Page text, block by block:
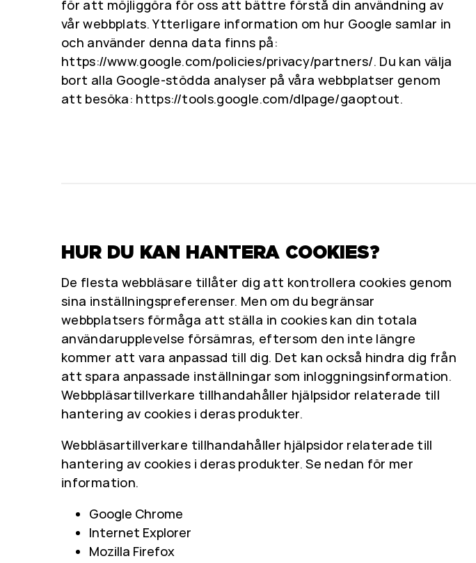
för att möjliggöra för oss att bättre förstå din användning av
vår webbplats. Ytterligare information om hur Google samlar in
och använder denna data finns på:
https://www.google.com/policies/privacy/partners/. Du kan välja
bort alla Google-stödda analyser på våra webbplatser genom
att besöka: https://tools.google.com/dlpage/gaoptout.
HUR DU KAN HANTERA COOKIES?
De flesta webbläsare tillåter dig att kontrollera cookies genom
sina inställningspreferenser. Men om du begränsar
webbplatsers förmåga att ställa in cookies kan din totala
användarupplevelse försämras, eftersom den inte längre
kommer att vara anpassad till dig. Det kan också hindra dig från
att spara anpassade inställningar som inloggningsinformation.
Webbpläsartillverkare tillhandahåller hjälpsidor relaterade till
hantering av cookies i deras produkter.
Webbläsartillverkare tillhandahåller hjälpsidor relaterade till
hantering av cookies i deras produkter. Se nedan för mer
information.
Google Chrome
Internet Explorer
Mozilla Firefox